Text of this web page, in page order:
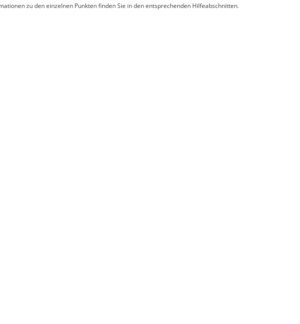
zu den einzelnen Punkten finden Sie in den entsprechenden Hilfeabschnitten.